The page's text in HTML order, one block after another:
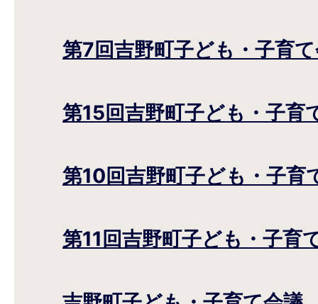
第7回吉野町子ども・子育
第15回吉野町子ども・子育
第10回吉野町子ども・子育
第11回吉野町子ども・子育